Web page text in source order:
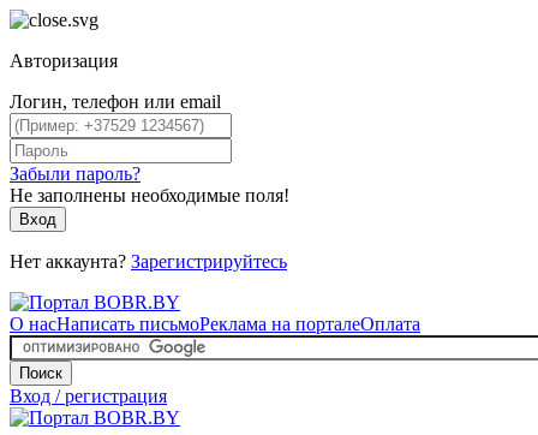
Авторизация
Логин, телефон или email
Забыли пароль?
Не заполнены необходимые поля!
Вход
Нет аккаунта? Зарегистрируйтесь
О насНаписать письмоРеклама на порталеОплата
Поиск
Вход / регистрация